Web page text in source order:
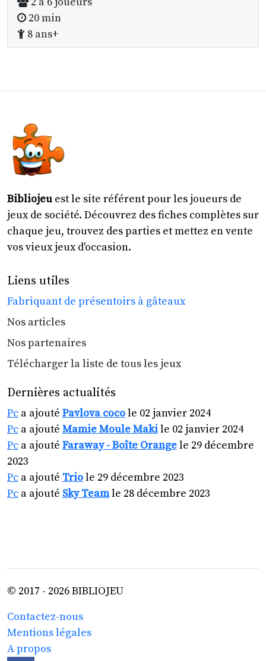
20 min
8 ans+
Bibliojeu est le site référent pour les joueurs de
jeux de société. Découvrez des fiches complètes sur
chaque jeu, trouvez des parties et mettez en vente
vos vieux jeux d'occasion.
Liens utiles
Fabriquant de présentoirs à gâteaux
Nos articles
Nos partenaires
Télécharger la liste de tous les jeux
Dernières actualités
Pc a ajouté Pavlova cocole 02 janvier 2024
Pc a ajouté Mamie Moule Makile 02 janvier 2024
Pc a ajouté Faraway - Boîte Orangele 29 décembre
2023
Pc a ajouté Triole 29 décembre 2023
Pc a ajouté Sky Teamle 28 décembre 2023
© 2017 - 2026 BIBLIOJEU
Contactez-nous
Mentions légales
A propos